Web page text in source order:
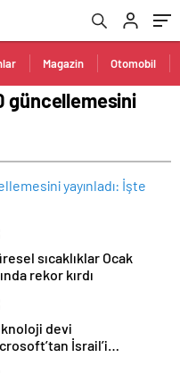
Magazin Otomobil
güncellemesini
sıcaklıklar Ocak
rekor kırdı
devi
İsrail’i
haber